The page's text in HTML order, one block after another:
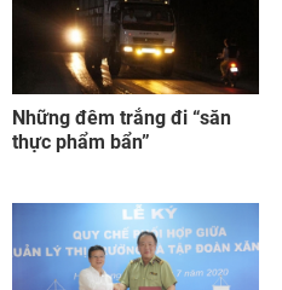
Những đêm trắng đi “săn
thực phẩm bẩn”